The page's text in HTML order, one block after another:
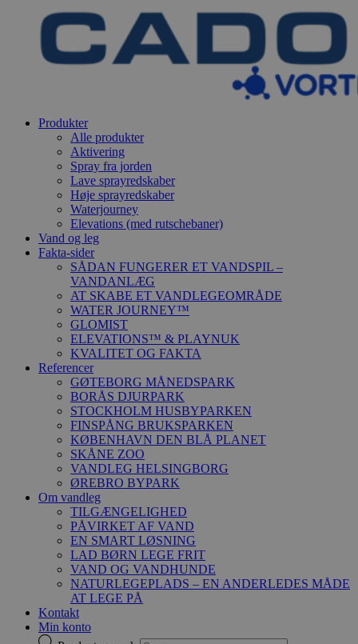
Produkter
Alle produkter
Aktivering
Spray fra jorden
Lave sprayredskaber
Høje sprayredskaber
Waterjourney
Elevations (med rutschebaner)
Vand og leg
Fakta-sider
SÅDAN FUNGERER ET VANDSPIL –
VANDANLÆG
AT SKABE ET VANDLEGEOMRÅDE
WATER JOURNEY™
GLOMIST
ELEVATIONS™ & PLAYNUK
KVALITET OG FAKTA
Referencer
GØTEBORG MÅNEDSPARK
BORÅS DJURPARK
STOCKHOLM HUSBYPARKEN
FINSPÅNG BRUKSPARKEN
KØBENHAVN DEN BLÅ PLANET
SKÅNE ZOO
VANDLEG HELSINGBORG
ØREBRO BYPARK
Om vandleg
TILGÆNGELIGHED
PÅVIRKET AF VAND
EN SMART LØSNING
LAD BØRN LEGE FRIT
VAND OG VANDHUNDE
NATURLEGEPLADS – EN ANDERLEDES MÅDE
AT LEGE PÅ
Kontakt
Min konto